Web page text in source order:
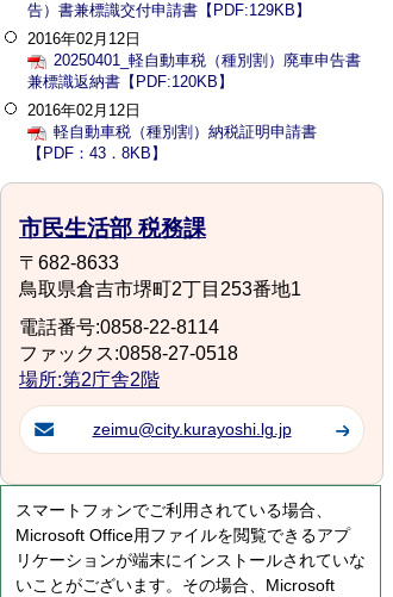
告）書兼標識交付申請書【PDF:129KB】
2016年02月12日
20250401_軽自動車税（種別割）廃車申告書
兼標識返納書【PDF:120KB】
2016年02月12日
軽自動車税（種別割）納税証明申請書
【PDF：43．8KB】
市民生活部 税務課
〒682-8633
鳥取県倉吉市堺町2丁目253番地1
電話番号:0858-22-8114
ファックス:0858-27-0518
場所:第2庁舎2階
zeimu@city.kurayoshi.lg.jp
スマートフォンでご利用されている場合、
Microsoft Office用ファイルを閲覧できるアプ
リケーションが端末にインストールされていな
いことがございます。その場合、Microsoft